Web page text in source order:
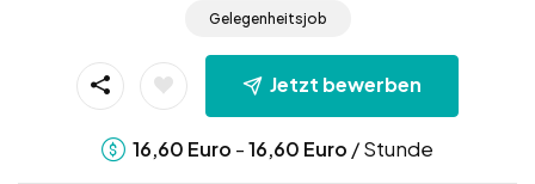
Gelegenheitsjob
Jetzt bewerben
16,60 Euro -16,60 Euro / Stunde